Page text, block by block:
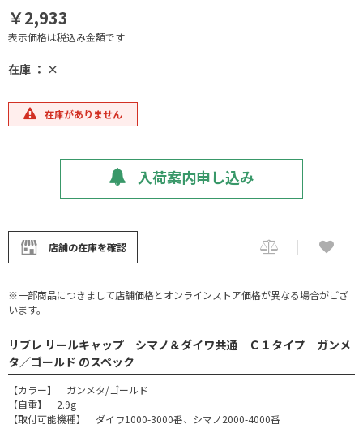
￥2,933
表示価格は税込み金額です
在庫 ： ×
在庫がありません
入荷案内申し込み
店舗の在庫を確認
※一部商品につきまして店舗価格とオンラインストア価格が異なる場合がござ
います。
リブレ リールキャップ シマノ＆ダイワ共通 Ｃ１タイプ ガンメ
タ／ゴールド のスペック
【カラー】 ガンメタ/ゴールド
【自重】 2.9g
【取付可能機種】 ダイワ1000-3000番、シマノ2000-4000番